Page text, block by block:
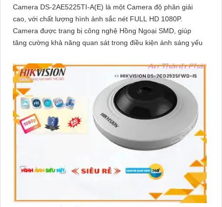
Camera DS-2AE5225TI-A(E) là một Camera độ phân giải
cao, với chất lượng hình ảnh sắc nét FULL HD 1080P.
Camera được trang bị công nghệ Hồng Ngoại SMD, giúp
tăng cường khả năng quan sát trong điều kiện ánh sáng yếu